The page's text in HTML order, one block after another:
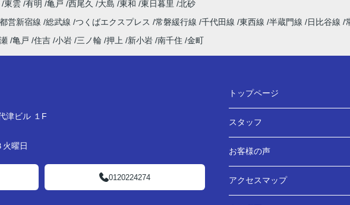
東雲 有明 亀戸 西尾久 大島 東和 東日暮里
北砂
都営新宿線 総武線 つくばエクスプレス 常磐緩行線 千代田線 東西線 半蔵門線 日比谷線
亀戸 住吉 小岩 三ノ輪 押上 新小岩 南千住 金町
津ビル １F
火曜日
0120224274
トップページ
スタッフ
お客様の声
アクセスマップ